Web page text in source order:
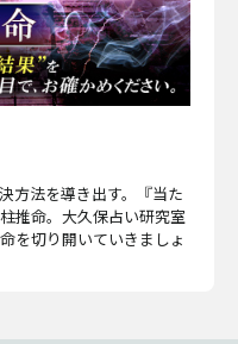
方法を導き出す。『当た
推命。大久保占い研究室
を切り開いていきましょ